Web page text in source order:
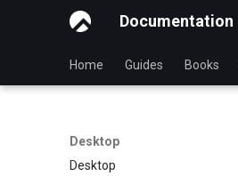
Documentation
Home Guides Books
Desktop
Desktop